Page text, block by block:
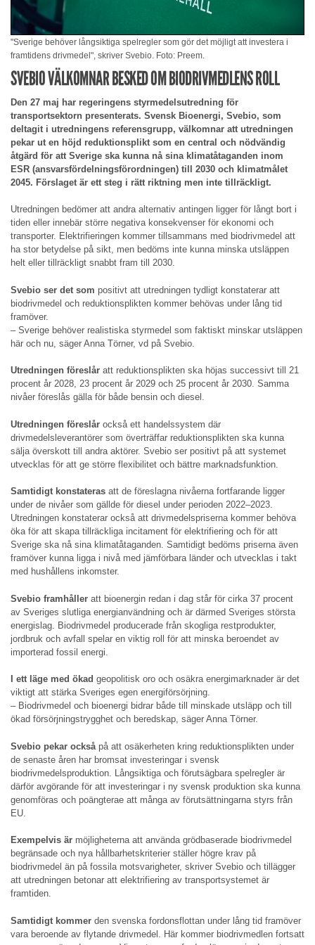
"Sverige behöver långsiktiga spelregler som gör det möjligt att investera i
framtidens drivmedel", skriver Svebio. Foto: Preem.
SVEBIO VÄLKOMNAR BESKED OM BIODRIVMEDLENS ROLL
Den 27 maj har regeringens styrmedelsutredning för
transportsektorn presenterats. Svensk Bioenergi, Svebio, som
deltagit i utredningens referensgrupp, välkomnar att utredningen
pekar ut en höjd reduktionsplikt som en central och nödvändig
åtgärd för att Sverige ska kunna nå sina klimatåtaganden inom
ESR (ansvarsfördelningsförordningen) till 2030 och klimatmålet
2045. Förslaget är ett steg i rätt riktning men inte tillräckligt.
Utredningen bedömer att andra alternativ antingen ligger för långt bort i
tiden eller innebär större negativa konsekvenser för ekonomi och
transporter. Elektrifieringen kommer tillsammans med biodrivmedel att
ha stor betydelse på sikt, men bedöms inte kunna minska utsläppen
helt eller tillräckligt snabbt fram till 2030.
Svebio ser det som positivt att utredningen tydligt konstaterar att
biodrivmedel och reduktionsplikten kommer behövas under lång tid
framöver.
– Sverige behöver realistiska styrmedel som faktiskt minskar utsläppen
här och nu, säger Anna Törner, vd på Svebio.
Utredningen föreslår att reduktionsplikten ska höjas successivt till 21
procent år 2028, 23 procent år 2029 och 25 procent år 2030. Samma
nivåer föreslås gälla för både bensin och diesel.
Utredningen föreslår också ett handelssystem där
drivmedelsleverantörer som överträffar reduktionsplikten ska kunna
sälja överskott till andra aktörer. Svebio ser positivt på att systemet
utvecklas för att ge större flexibilitet och bättre marknadsfunktion.
Samtidigt konstateras att de föreslagna nivåerna fortfarande ligger
under de nivåer som gällde för diesel under perioden 2022–2023.
Utredningen konstaterar också att drivmedelspriserna kommer behöva
öka för att skapa tillräckliga incitament för elektrifiering och för att
Sverige ska nå sina klimatåtaganden. Samtidigt bedöms priserna även
framöver kunna ligga i nivå med jämförbara länder och utvecklas i takt
med hushållens inkomster.
Svebio framhåller att bioenergin redan i dag står för cirka 37 procent
av Sveriges slutliga energianvändning och är därmed Sveriges största
energislag. Biodrivmedel producerade från skogliga restprodukter,
jordbruk och avfall spelar en viktig roll för att minska beroendet av
importerad fossil energi.
I ett läge med ökad geopolitisk oro och osäkra energimarknader är det
viktigt att stärka Sveriges egen energiförsörjning.
– Biodrivmedel och bioenergi bidrar både till minskade utsläpp och till
ökad försörjningstrygghet och beredskap, säger Anna Törner.
Svebio pekar också på att osäkerheten kring reduktionsplikten under
de senaste åren har bromsat investeringar i svensk
biodrivmedelsproduktion. Långsiktiga och förutsägbara spelregler är
därför avgörande för att investeringar i ny svensk produktion ska kunna
genomföras och poängterae att många av förutsättningarna styrs från
EU.
Exempelvis är möjligheterna att använda grödbaserade biodrivmedel
begränsade och nya hållbarhetskriterier ställer högre krav på
biodrivmedel än på fossila motsvarigheter, skriver Svebio och tillägger
att utredningen betonar att elektrifiering av transportsystemet är
framtiden.
Samtidigt kommer den svenska fordonsflottan under lång tid framöver
vara beroende av flytande drivmedel. Här kommer biodrivmedlen fortsatt